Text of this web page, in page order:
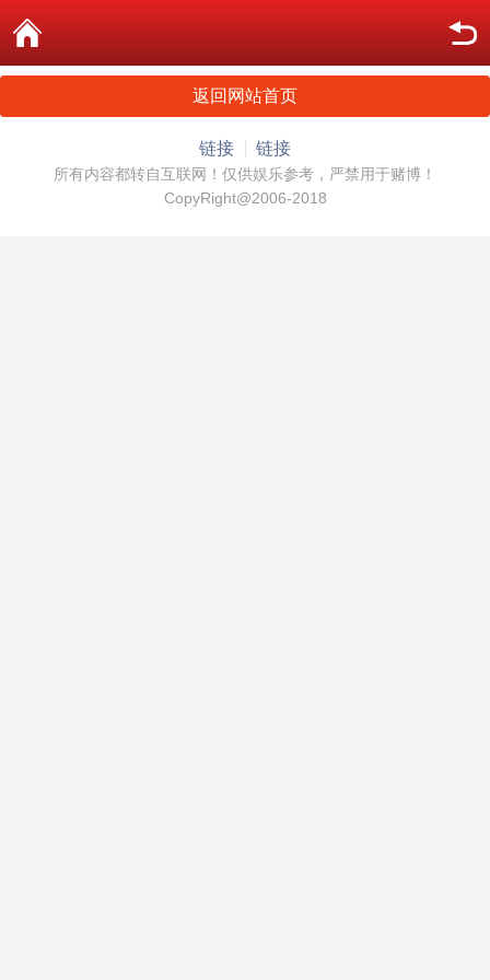
返回网站首页
链接 链接
所有内容都转自互联网！仅供娱乐参考，严禁用于赌博！
CopyRight@2006-2018